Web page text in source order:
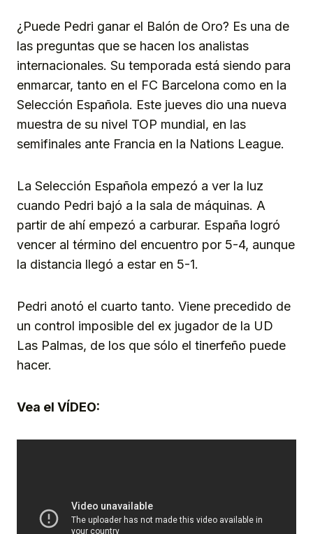
¿Puede Pedri ganar el Balón de Oro? Es una de
las preguntas que se hacen los analistas
internacionales. Su temporada está siendo para
enmarcar, tanto en el FC Barcelona como en la
Selección Española. Este jueves dio una nueva
muestra de su nivel TOP mundial, en las
semifinales ante Francia en la Nations League.
La Selección Española empezó a ver la luz
cuando Pedri bajó a la sala de máquinas. A
partir de ahí empezó a carburar. España logró
vencer al término del encuentro por 5-4, aunque
la distancia llegó a estar en 5-1.
Pedri anotó el cuarto tanto. Viene precedido de
un control imposible del ex jugador de la UD
Las Palmas, de los que sólo el tinerfeño puede
hacer.
Vea el VÍDEO: